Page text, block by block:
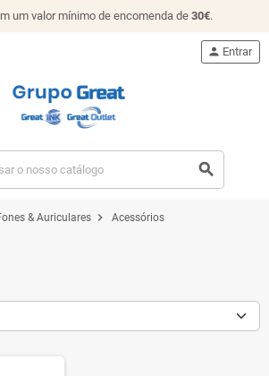
um valor mínimo de encomenda de 30€.
search
person Entrar
& Auriculares chevron_right Acessórios